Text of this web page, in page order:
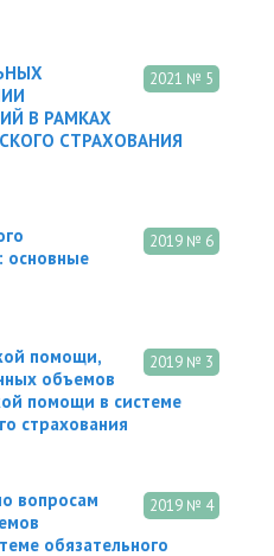
2021 № 5
В РАМКАХ
СТРАХОВАНИЯ
2019 № 6
основные
2019 № 3
помощи,
объемов
помощи в системе
страхования
2019 № 4
вопросам
обязательного